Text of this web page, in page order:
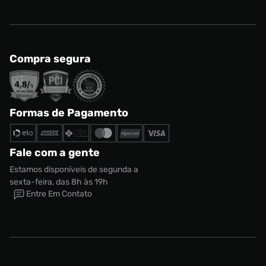
Compra segura
Formas de Pagamento
Fale com a gente
Estamos disponíveis de segunda a
sexta-feira, das 8h às 19h
Entre Em Contato